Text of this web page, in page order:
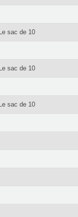
sac de 10
sac de 10
sac de 10